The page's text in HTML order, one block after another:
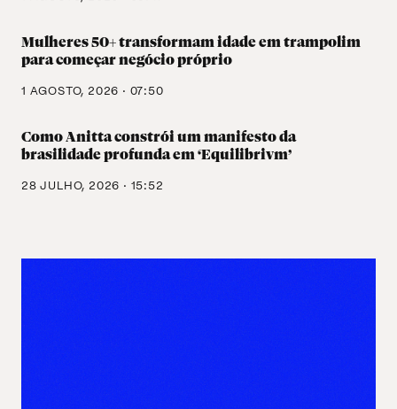
Mulheres 50+ transformam idade em trampolim
para começar negócio próprio
1 AGOSTO, 2026 · 07:50
Como Anitta constrói um manifesto da
brasilidade profunda em ‘Equilibrivm’
28 JULHO, 2026 · 15:52